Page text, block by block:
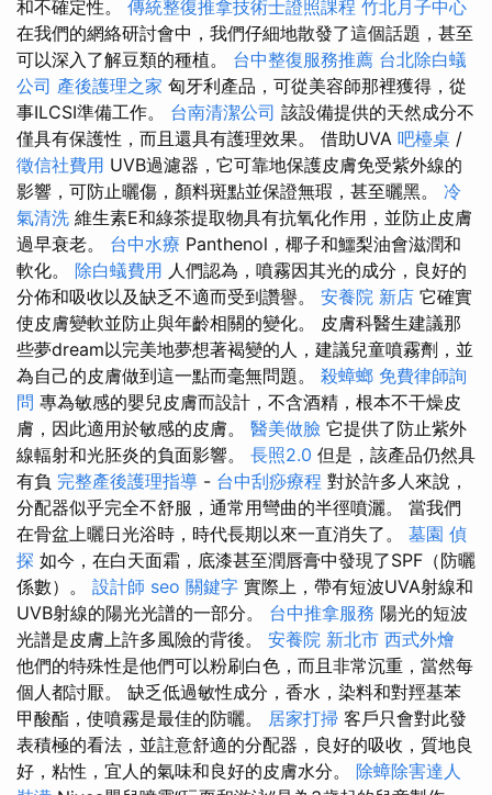
和不確定性。 傳統整復推拿技術士證照課程 竹北月子中心
在我們的網絡研討會中，我們仔細地散發了這個話題，甚至
可以深入了解豆類的種植。 台中整復服務推薦 台北除白蟻
公司 產後護理之家 匈牙利產品，可從美容師那裡獲得，從
事ILCSI準備工作。 台南清潔公司 該設備提供的天然成分不
僅具有保護性，而且還具有護理效果。 借助UVA 吧檯桌 /
徵信社費用 UVB過濾器，它可靠地保護皮膚免受紫外線的
影響，可防止曬傷，顏料斑點並保證無瑕，甚至曬黑。 冷
氣清洗 維生素E和綠茶提取物具有抗氧化作用，並防止皮膚
過早衰老。 台中水療 Panthenol，椰子和鱷梨油會滋潤和
軟化。 除白蟻費用 人們認為，噴霧因其光的成分，良好的
分佈和吸收以及缺乏不適而受到讚譽。 安養院 新店 它確實
使皮膚變軟並防止與年齡相關的變化。 皮膚科醫生建議那
些夢dream以完美地夢想著褐變的人，建議兒童噴霧劑，並
為自己的皮膚做到這一點而毫無問題。 殺蟑螂 免費律師詢
問 專為敏感的嬰兒皮膚而設計，不含酒精，根本不干燥皮
膚，因此適用於敏感的皮膚。 醫美做臉 它提供了防止紫外
線輻射和光胚炎的負面影響。 長照2.0 但是，該產品仍然具
有負 完整產後護理指導 - 台中刮痧療程 對於許多人來說，
分配器似乎完全不舒服，通常用彎曲的半徑噴灑。 當我們
在骨盆上曬日光浴時，時代長期以來一直消失了。 墓園 偵
探 如今，在白天面霜，底漆甚至潤唇膏中發現了SPF（防曬
係數）。 設計師 seo 關鍵字 實際上，帶有短波UVA射線和
UVB射線的陽光光譜的一部分。 台中推拿服務 陽光的短波
光譜是皮膚上許多風險的背後。 安養院 新北市 西式外燴
他們的特殊性是他們可以粉刷白色，而且非常沉重，當然每
個人都討厭。 缺乏低過敏性成分，香水，染料和對羥基苯
甲酸酯，使噴霧是最佳的防曬。 居家打掃 客戶只會對此發
表積極的看法，並註意舒適的分配器，良好的吸收，質地良
好，粘性，宜人的氣味和良好的皮膚水分。 除蟑除害達人